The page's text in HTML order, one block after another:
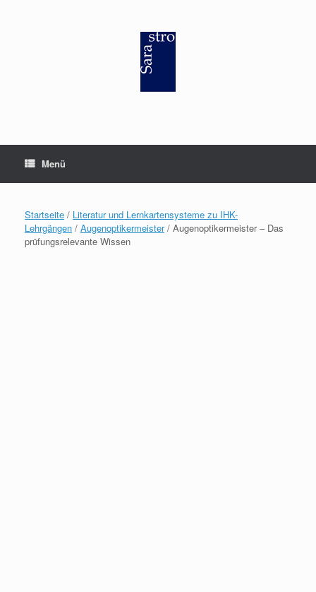
Menü
Startseite / Literatur und Lernkartensysteme zu IHK-
Lehrgängen / Augenoptikermeister/ Augenoptikermeister – Das
prüfungsrelevante Wissen